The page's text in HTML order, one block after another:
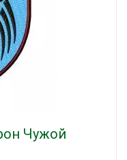
Чужой